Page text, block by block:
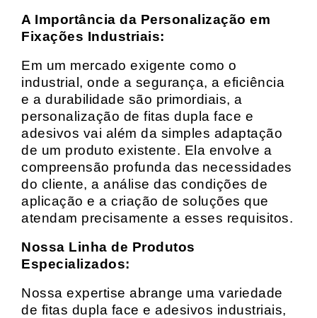
A Importância da Personalização em
Fixações Industriais:
Em um mercado exigente como o
industrial, onde a segurança, a eficiência
e a durabilidade são primordiais, a
personalização de fitas dupla face e
adesivos vai além da simples adaptação
de um produto existente. Ela envolve a
compreensão profunda das necessidades
do cliente, a análise das condições de
aplicação e a criação de soluções que
atendam precisamente a esses requisitos.
Nossa Linha de Produtos
Especializados:
Nossa expertise abrange uma variedade
de fitas dupla face e adesivos industriais,